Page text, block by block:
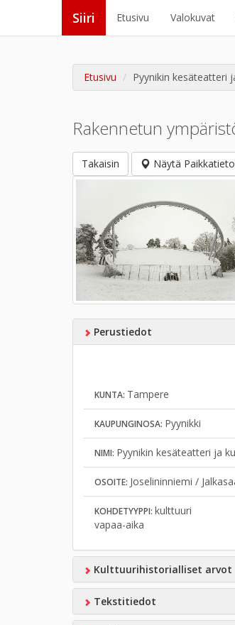
Siiri Etusivu Valokuvat
Etusivu Pyynikin kesäteatteri
Rakennetun
Takaisin Näytä
Perustiedot
KUNTA: Tampere
KAUPUNGINOSA: Pyynikki
NIMI: Pyynikin kesäteatteri ja
OSOITE: Joselininniemi /
KOHDETYYPPI: kulttuuri
vapaa-aika
Kulttuurihistorialliset arvot
Tekstitiedot